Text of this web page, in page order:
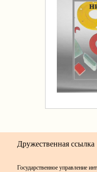
Дружественная ссылка
Государственное управление